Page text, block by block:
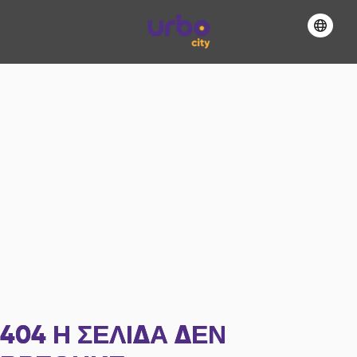
404 Η ΣΕΛΊΔΑ ΔΕΝ